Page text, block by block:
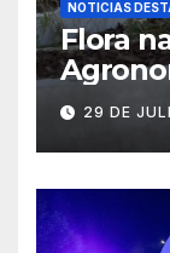
NOTICIAS
Flora
29 DE